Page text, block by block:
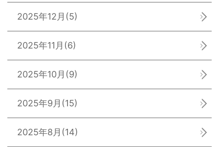
2025年12月 (5)
2025年11月 (6)
2025年10月 (9)
2025年9月 (15)
2025年8月 (14)